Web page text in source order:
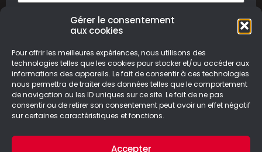
Gérer le consentement
aux cookies
Pour offrir les meilleures expériences, nous utilisons des
technologies telles que les cookies pour stocker et/ou accéder aux
informations des appareils. Le fait de consentir à ces technologies
nous permettra de traiter des données telles que le comportement
de navigation ou les ID uniques sur ce site. Le fait de ne pas
consentir ou de retirer son consentement peut avoir un effet négatif
sur certaines caractéristiques et fonctions.
Accepter
© Le Geek Paresseux –Mentions légales & Politique de
confidentialité